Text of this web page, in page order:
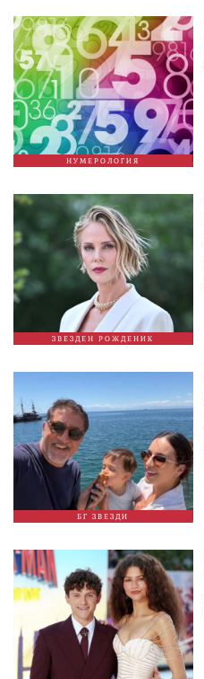
НУМЕРОЛОГИЯ
ЗВЕЗДЕН РОЖДЕНИК
БГ ЗВЕЗДИ